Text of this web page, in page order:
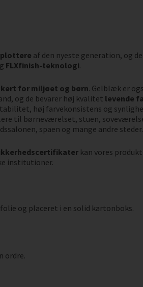
af den nyeste generation, og
FLXfinish-teknologi.
for miljøet og børn. Gelblæk er
og de bevarer høj kvalitet levende
høj farvekonsistens og
til børneværelset, stuen,
spaen og mange andre steder.
kan vores
institutioner.
og placeret i en solid kartonboks.
ordre.